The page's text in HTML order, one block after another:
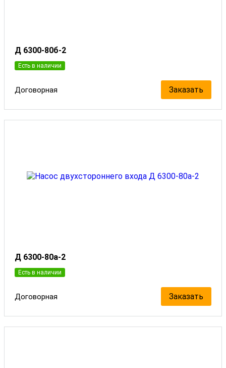
Д 6300-80б-2
Есть в наличии
Договорная Заказать
Д 6300-80а-2
Есть в наличии
Договорная Заказать